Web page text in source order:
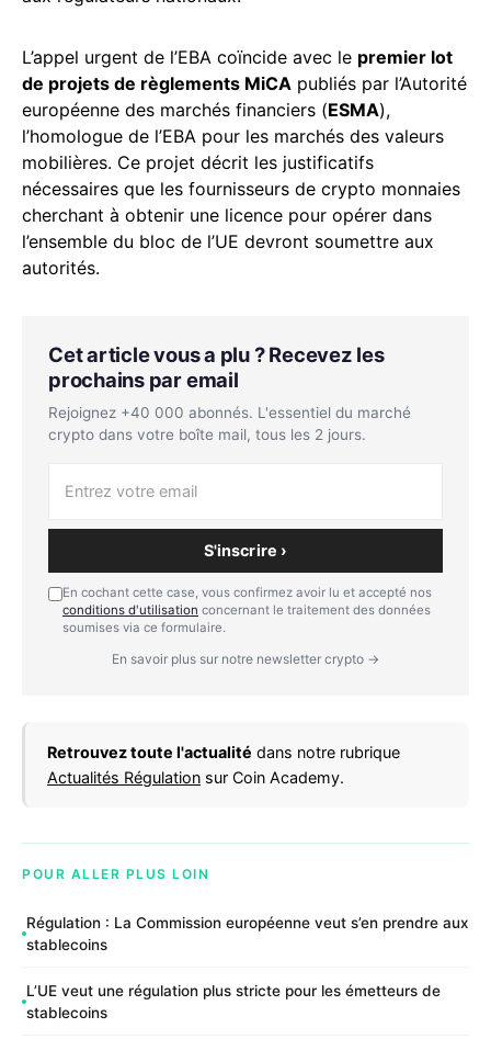
L’appel urgent de l’EBA coïncide avec le premier lot
de projets de règlements MiCA publiés par l’Autorité
européenne des marchés financiers (ESMA),
l’homologue de l’EBA pour les marchés des valeurs
mobilières. Ce projet décrit les justificatifs
nécessaires que les fournisseurs de crypto monnaies
cherchant à obtenir une licence pour opérer dans
l’ensemble du bloc de l’UE devront soumettre aux
autorités.
Cet article vous a plu ? Recevez les
prochains par email
Rejoignez +40 000 abonnés. L'essentiel du marché
crypto dans votre boîte mail, tous les 2 jours.
S'inscrire ›
En cochant cette case, vous confirmez avoir lu et accepté nos
conditions d'utilisation concernant le traitement des données
soumises via ce formulaire.
En savoir plus sur notre newsletter crypto →
Retrouvez toute l'actualité dans notre rubrique
Actualités Régulation sur Coin Academy.
POUR ALLER PLUS LOIN
Régulation : La Commission européenne veut s’en prendre aux
stablecoins
L’UE veut une régulation plus stricte pour les émetteurs de
stablecoins